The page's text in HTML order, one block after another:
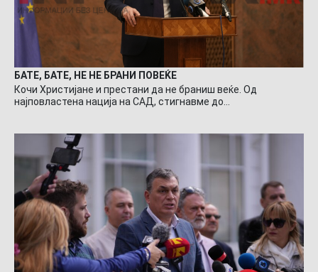
БАТЕ, БАТЕ, НЕ НЕ БРАНИ ПОВЕЌЕ
Кочи Христијане и престани да не браниш веќе. Од
најповластена нација на САД, стигнавме до…